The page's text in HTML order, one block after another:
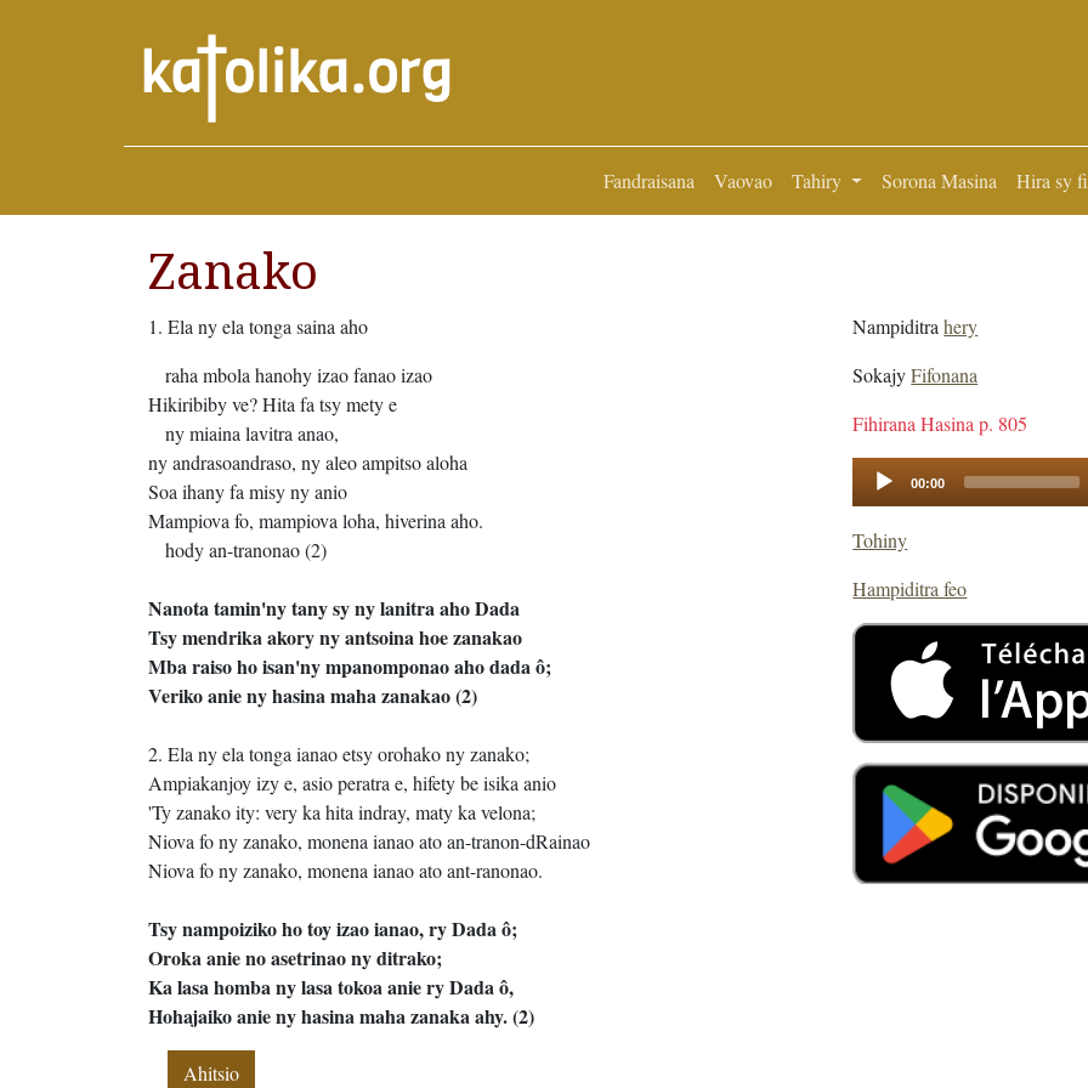
Fandraisana Vaovao Tahiry Sorona Masina Hira sy
Zanako
1. Ela ny ela tonga saina aho
raha mbola hanohy izao fanao izao
Hikiribiby ve? Hita fa tsy mety e
ny miaina lavitra anao,
ny andrasoandraso, ny aleo ampitso aloha
Soa ihany fa misy ny anio
Mampiova fo, mampiova loha, hiverina aho.
hody an-tranonao (2)
Nanota tamin'ny tany sy ny lanitra aho Dada
Tsy mendrika akory ny antsoina hoe zanakao
Mba raiso ho isan'ny mpanomponao aho dada ô;
Veriko anie ny hasina maha zanakao (2)
2. Ela ny ela tonga ianao etsy orohako ny zanako;
Ampiakanjoy izy e, asio peratra e, hifety be isika anio
'Ty zanako ity: very ka hita indray, maty ka velona;
Niova fo ny zanako, monena ianao ato an-tranon-dRainao
Niova fo ny zanako, monena ianao ato ant-ranonao.
Tsy nampoiziko ho toy izao ianao, ry Dada ô;
Oroka anie no asetrinao ny ditrako;
Ka lasa homba ny lasa tokoa anie ry Dada ô,
Hohajaiko anie ny hasina maha zanaka ahy. (2)
Ahitsio
Nampiditrahery
SokajyFifonana
Fihirana Hasina p. 805
Audio
Player
00:00
Tohiny
Hampiditra feo